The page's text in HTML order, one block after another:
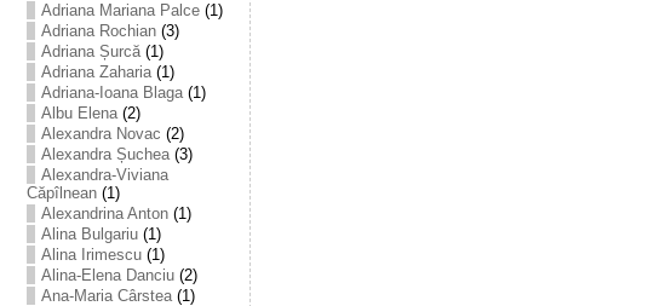
Adriana Mariana Palce(1)
Adriana Rochian(3)
Adriana Șurcă(1)
Adriana Zaharia(1)
Adriana-Ioana Blaga(1)
Albu Elena(2)
Alexandra Novac (2)
Alexandra Șuchea(3)
Alexandra-Viviana
Căpîlnean(1)
Alexandrina Anton(1)
Alina Bulgariu(1)
Alina Irimescu(1)
Alina-Elena Danciu(2)
Ana-Maria Cârstea(1)